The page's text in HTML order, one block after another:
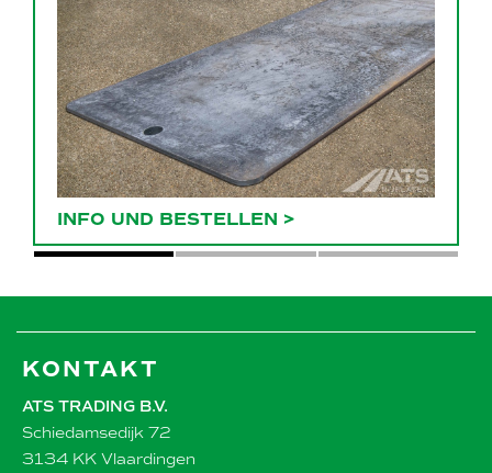
INFO UND BESTELLEN >
KONTAKT
ATS TRADING B.V.
Schiedamsedijk 72
3134 KK Vlaardingen